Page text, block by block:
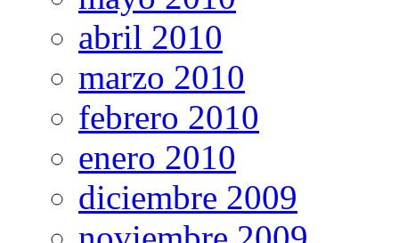
abril 2010
marzo 2010
febrero 2010
enero 2010
diciembre 2009